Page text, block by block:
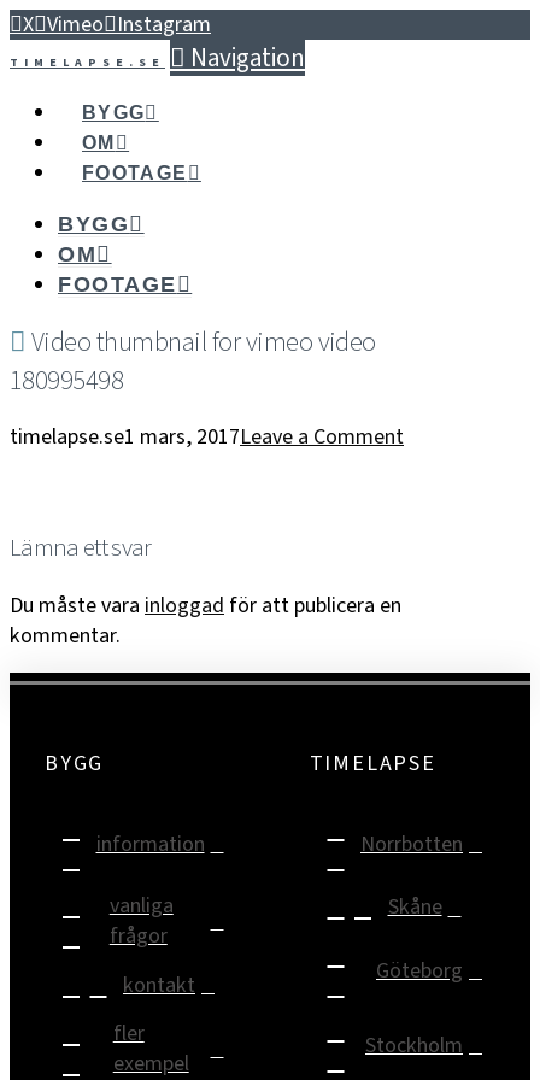
X Vimeo Instagram
TIMELAPSE.SE Navigation
BYGG
OM
FOOTAGE
BYGG
OM
FOOTAGE
Video thumbnail for vimeo video
180995498
timelapse.se1 mars, 2017Leave a Comment
Lämna ett svar
Du måste vara inloggad för att publicera en
kommentar.
BYGG
information
vanliga
frågor
kontakt
fler
exempel
TIMELAPSE
Norrbotten
Skåne
Göteborg
Stockholm